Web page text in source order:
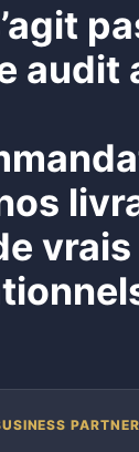
audit
PARTNER